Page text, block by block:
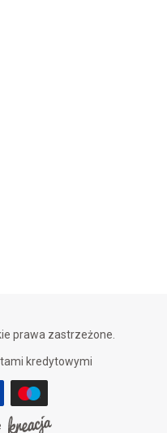
prawa zastrzeżone.
kredytowymi